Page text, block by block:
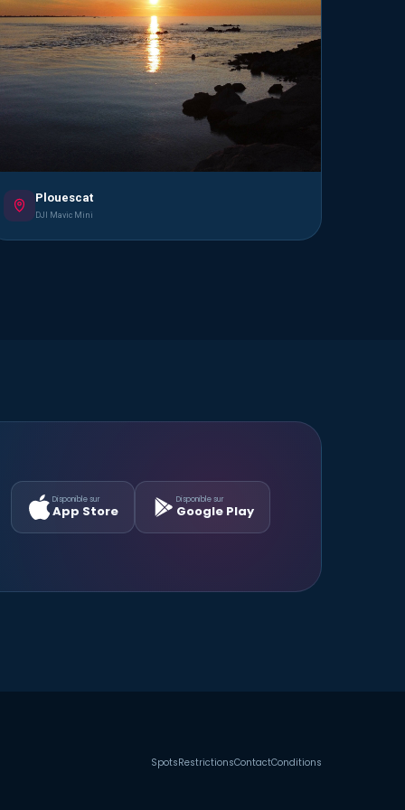
Plouescat
DJI Mavic Mini
Disponible sur
App Store
Disponible sur
Google Play
SpotsRestrictionsContactConditions